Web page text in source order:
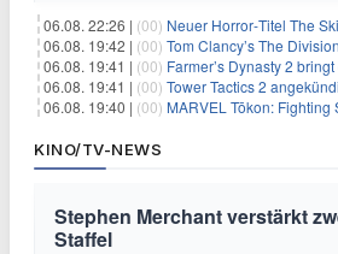
06.08. 22:26 | (00) Neuer Horror‑Titel The
06.08. 19:42 | (00) Tom Clancy’s The Division
06.08. 19:41 | (00) Farmer’s Dynasty 2
06.08. 19:41 | (00) Tower Tactics 2 angekündigt: Tower
06.08. 19:40 | (00) MARVEL Tōkon: Fighting
KINO/TV-NEWS
Stephen Merchant verstärkt
Staffel